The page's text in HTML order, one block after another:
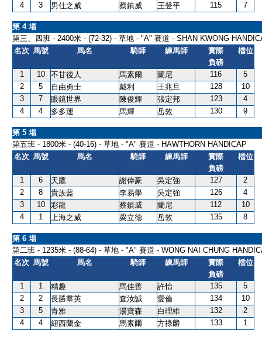
4
3 男仕之威 蔡鎮威 王登平 115 7
第 4 場
第三、四班 - 2400米 - (72-32) - 草地 - "A" 賽道 - SHAN KWONG
名次 馬號 馬名 騎師 練馬師
實際
負磅
檔位
1 10 不甘後人 馬素爾 蘭尼 116
5
2
5 自由勇士 戴利 王兆旦 128
10
3
7 眼鏡世界 陳俊輝 張定邦 123
4
4
4 多多運 馬輝 岳敦 130 9
第 5 場
第五班 - 1800米 - (40-16) - 草地 - "A" 賽道 - HAWTHORN HANDICAP
名次 馬號 馬名 騎師 練馬師
實際
負磅
檔位
1 6 天鷹 謝偉豪 吳定強 127
2
2
8 貴族藍 李易學 吳定強 126
4
3
10 彩龍 蔡鎮威 蘭尼 112
10
4
1 上海之威 梁立德 岳敦 135 8
第 6 場
第二班 - 1235米 - (88-64) - 草地 - "A" 賽道 - WONG NAI CHUNG
名次 馬號 馬名 騎師 練馬師
實際
負磅
檔位
1 1 精趣 馬佳善 許怡 135
5
2
2 長勝羣英 查汝誠 愛倫 134
10
3
5 青雅 湯寶森 白理維 132
2
4
4 紐西蘭金 馬素爾 方祿麟 133 1